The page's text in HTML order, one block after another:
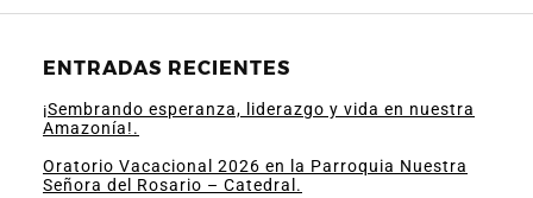
ENTRADAS RECIENTES
¡Sembrando esperanza, liderazgo y vida en nuestra
Amazonía!.
Oratorio Vacacional 2026 en la Parroquia Nuestra
Señora del Rosario – Catedral.